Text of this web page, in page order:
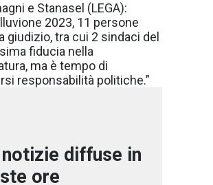
e Stanasel (LEGA):
2023, 11 persone
giudizio, tra cui 2 sindaci del
fiducia nella
ma è tempo di
responsabilità politiche.”
notizie diffuse in
ore